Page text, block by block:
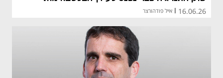
16.06.26 אייל פודהורצר